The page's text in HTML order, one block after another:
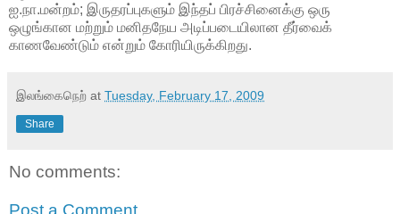
ஐ.நா.மன்றம்; இருதரப்புகளும் இந்தப் பிரச்சினைக்கு ஒரு
ஒழுங்கான மற்றும் மனிதநேய அடிப்படையிலான தீர்வைக்
காணவேண்டும் என்றும் கோரியிருக்கிறது.
இலங்கைநெற் at Tuesday, February 17, 2009
Share
No comments:
Post a Comment